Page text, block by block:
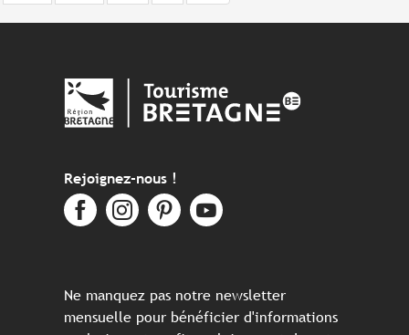
Rejoignez-nous !
Ne manquez pas notre newsletter
mensuelle pour bénéficier d'informations